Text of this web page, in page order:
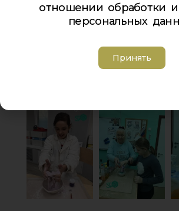
отношении обработки
персональных
Принять